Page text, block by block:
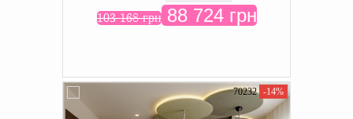
103 168 грн88 724 грн
70232 -14%